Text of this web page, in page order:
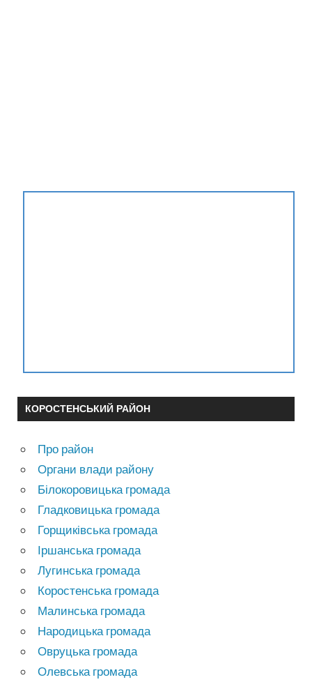
КОРОСТЕНСЬКИЙ РАЙОН
Про район
Органи влади району
Білокоровицька громада
Гладковицька громада
Горщиківська громада
Іршанська громада
Лугинська громада
Коростенська громада
Малинська громада
Народицька громада
Овруцька громада
Олевська громада